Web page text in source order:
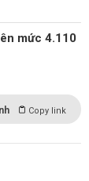
mức 4.110
Copy link